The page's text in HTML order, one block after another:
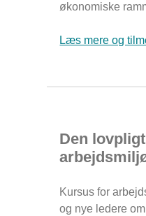
økonomiske
Læs mere og
Den
Kursus for
og nye ledere